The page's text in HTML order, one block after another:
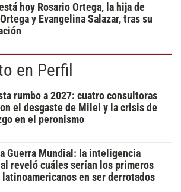
hoy Rosario Ortega, la hija de
y Evangelina Salazar, tras su
en Perfil
rumbo a 2027: cuatro consultoras
el desgaste de Milei y la crisis de
en el peronismo
Guerra Mundial: la inteligencia
reveló cuáles serían los primeros
latinoamericanos en ser derrotados